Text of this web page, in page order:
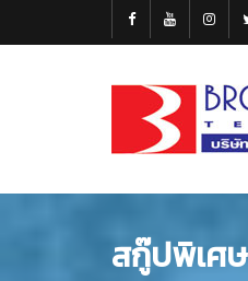
Thai
สกู๊ปพิเศษ